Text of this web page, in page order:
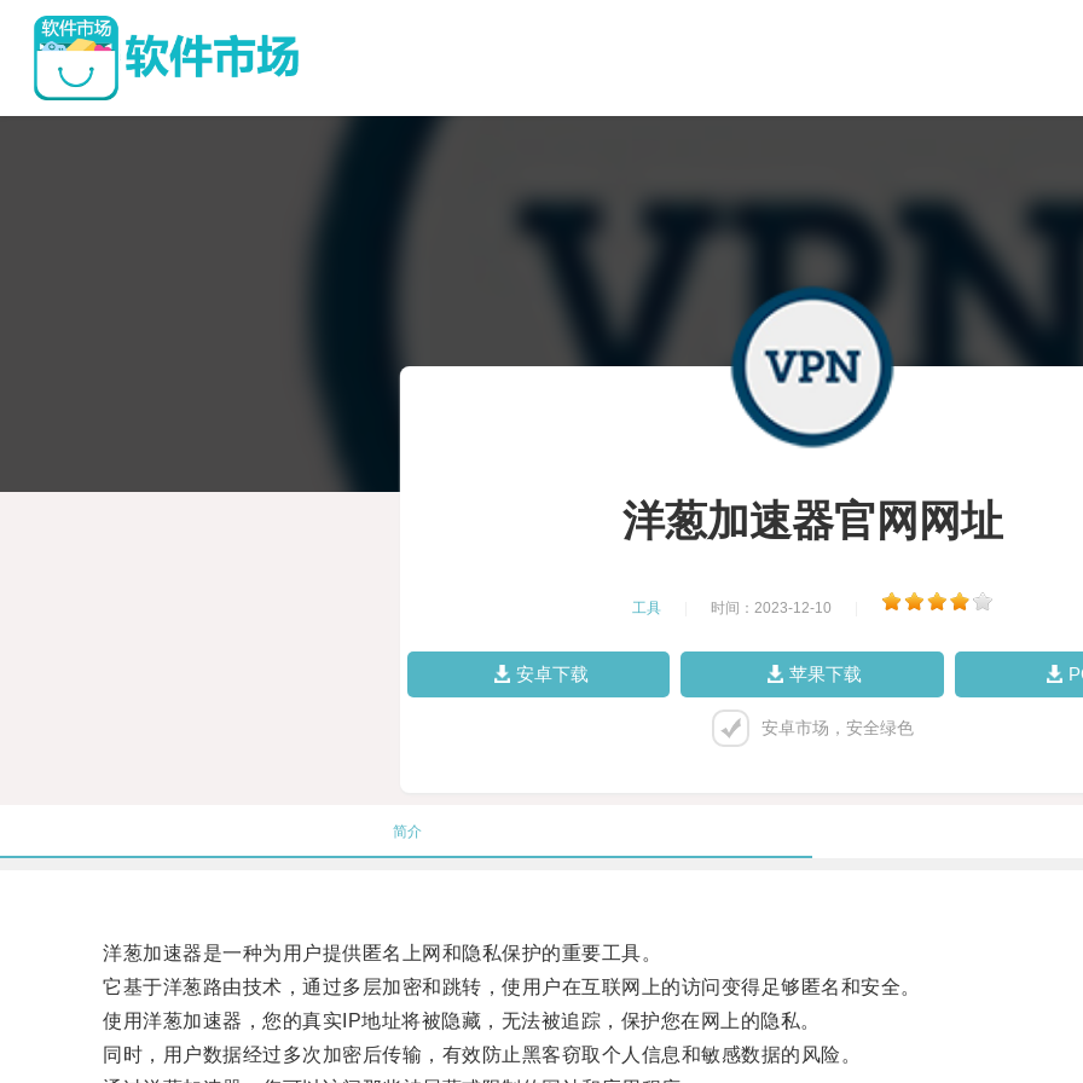
洋葱加速器官网网址
工具 时间：2023-12-10
安卓下载 苹果下载
安卓市场，安全绿色
简介
洋葱加速器是一种为用户提供匿名上网和隐私保护的重要工具。
它基于洋葱路由技术，通过多层加密和跳转，使用户在互联网上的访问变得足够匿名和安全。
使用洋葱加速器，您的真实IP地址将被隐藏，无法被追踪，保护您在网上的隐私。
同时，用户数据经过多次加密后传输，有效防止黑客窃取个人信息和敏感数据的风险。